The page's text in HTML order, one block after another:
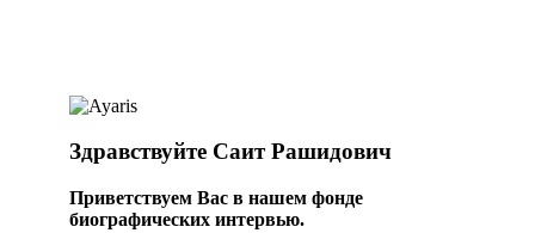
Здравствуйте Саит Рашидович
Приветствуем Вас в нашем фонде
биографических интервью.